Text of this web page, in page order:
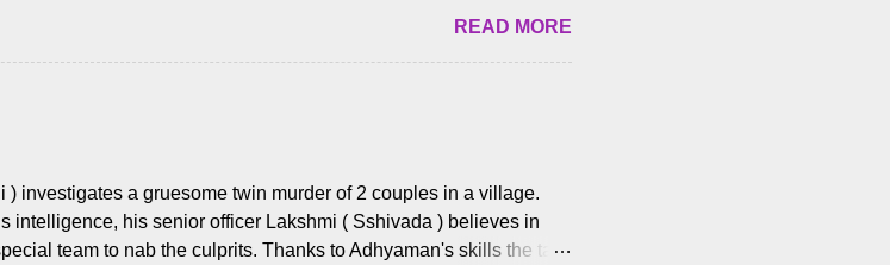
பாண்டியன், வி டி வி கணேஷ் , ஜான் விஜய், பேபி கிருத்திகா,
உள்ளிட்ட பலர் நடித்திருக்கிறார்கள். எம். சுகுமார் ஒளிப்பதிவு
ஜீ. வி. பிரகாஷ் குமார் இசையமைத்திருக்கிறார். லால்குடி
லாரன்ஸ் கிஷோர் படத் தொகுப்பு பணிகளை
அவசியத்தை வலியுறுத்தி தயாராகி இருக்கும் இந்தத் திரைப்படத்தை 90
நிறுவனம் சார்பில் சக்திவேலன் வழங...
READ MORE
) investigates a gruesome twin murder of 2 couples in a village.
intelligence, his senior officer Lakshmi ( Sshivada ) believes in
team to nab the culprits. Thanks to Adhyaman's skills the task